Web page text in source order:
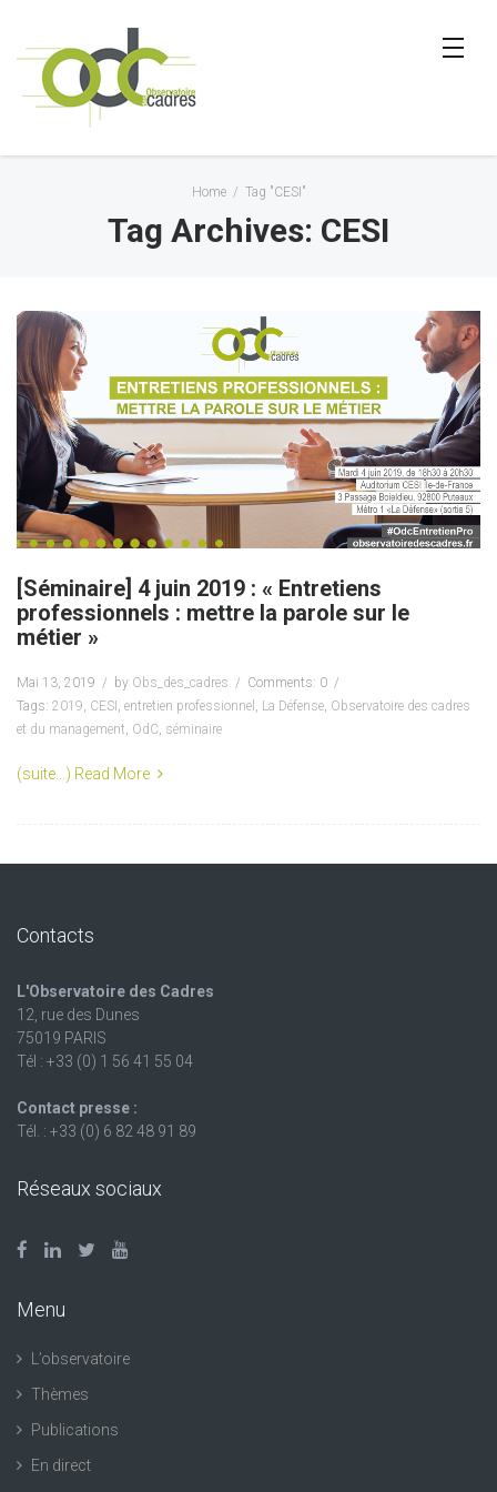
Home / Tag "CESI"
Tag Archives: CESI
[Séminaire] 4 juin 2019 : « Entretiens
professionnels : mettre la parole sur le
métier »
Mai 13, 2019 by Obs_des_cadres
Comments: 0
Tags: 2019, CESI , entretien professionnel , La Défense, Observatoire des cadres
et du management, OdC, séminaire
(suite…) Read More
Contacts
L'Observatoire des Cadres
12, rue des Dunes
75019 PARIS
Tél : +33 (0) 1 56 41 55 04
Contact presse :
Tél. : +33 (0) 6 82 48 91 89
Réseaux sociaux
Menu
L’observatoire
Thèmes
Publications
En direct